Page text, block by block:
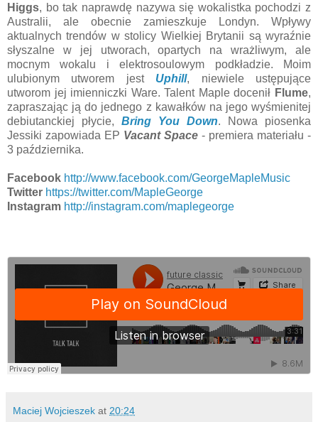
Higgs, bo tak naprawdę nazywa się wokalistka pochodzi z
Australii, ale obecnie zamieszkuje Londyn. Wpływy
aktualnych trendów w stolicy Wielkiej Brytanii są wyraźnie
słyszalne w jej utworach, opartych na wrażliwym, ale
mocnym wokalu i elektrosoulowym podkładzie. Moim
ulubionym utworem jest Uphill, niewiele ustępujące
utworom jej imienniczki Ware. Talent Maple docenił Flume,
zapraszając ją do jednego z kawałków na jego wyśmienitej
debiutanckiej płycie, Bring You Down. Nowa piosenka
Jessiki zapowiada EP Vacant Space - premiera materiału -
3 października.
Facebook http://www.facebook.com/GeorgeMapleMusic
Twitter https://twitter.com/MapleGeorge
Instagram http://instagram.com/maplegeorge
Maciej Wojcieszek at 20:24